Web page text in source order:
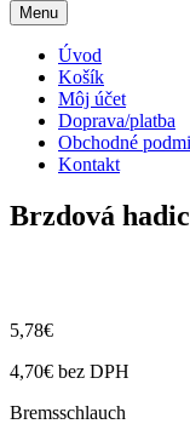
Menu
Úvod
Košík
Môj účet
Doprava/platba
Obchodné
Kontakt
Brzdová
5,78€
4,70€ bez DPH
Bremsschlauch